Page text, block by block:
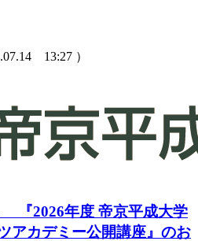
13:27 ）
2026年度 帝京平成大学
アカデミー公開講座』のお